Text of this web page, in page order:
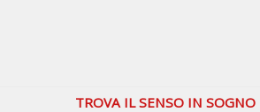
TROVA IL SENSO IN SOGNO